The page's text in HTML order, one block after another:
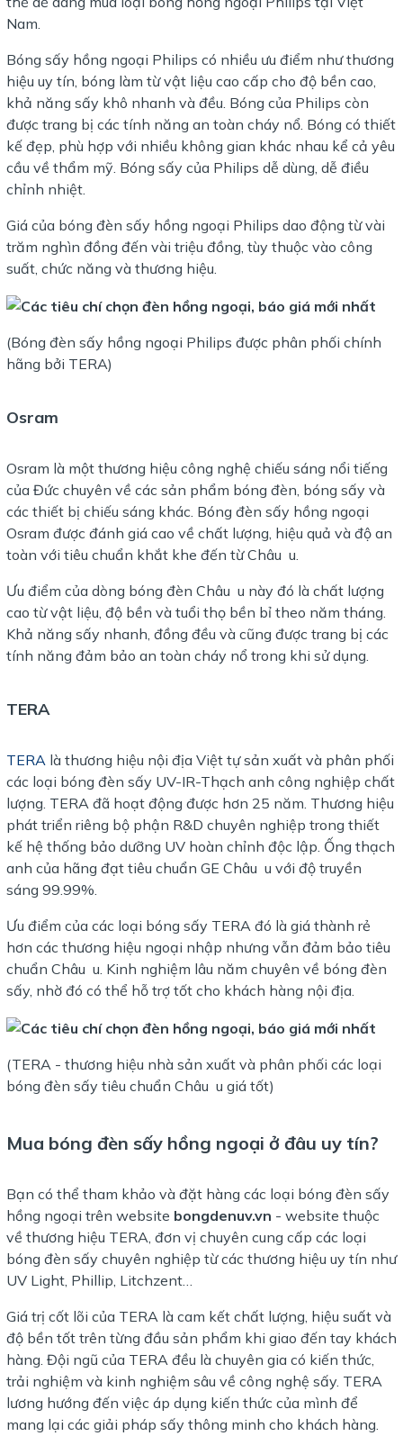
Nam.
Bóng sấy hồng ngoại Philips có nhiều ưu điểm như thương
hiệu uy tín, bóng làm từ vật liệu cao cấp cho độ bền cao,
khả năng sấy khô nhanh và đều. Bóng của Philips còn
được trang bị các tính năng an toàn cháy nổ. Bóng có thiết
kế đẹp, phù hợp với nhiều không gian khác nhau kể cả yêu
cầu về thẩm mỹ. Bóng sấy của Philips dễ dùng, dễ điều
chỉnh nhiệt.
Giá của bóng đèn sấy hồng ngoại Philips dao động từ vài
trăm nghìn đồng đến vài triệu đồng, tùy thuộc vào công
suất, chức năng và thương hiệu.
(Bóng đèn sấy hồng ngoại Philips được phân phối chính
hãng bởi TERA)
Osram
Osram là một thương hiệu công nghệ chiếu sáng nổi tiếng
của Đức chuyên về các sản phẩm bóng đèn, bóng sấy và
các thiết bị chiếu sáng khác. Bóng đèn sấy hồng ngoại
Osram được đánh giá cao về chất lượng, hiệu quả và độ an
toàn với tiêu chuẩn khắt khe đến từ Châu u.
Ưu điểm của dòng bóng đèn Châu u này đó là chất lượng
cao từ vật liệu, độ bền và tuổi thọ bền bỉ theo năm tháng.
Khả năng sấy nhanh, đồng đều và cũng được trang bị các
tính năng đảm bảo an toàn cháy nổ trong khi sử dụng.
TERA
TERA là thương hiệu nội địa Việt tự sản xuất và phân phối
các loại bóng đèn sấy UV-IR-Thạch anh công nghiệp chất
lượng. TERA đã hoạt động được hơn 25 năm. Thương hiệu
phát triển riêng bộ phận R&D chuyên nghiệp trong thiết
kế hệ thống bảo dưỡng UV hoàn chỉnh độc lập. Ống thạch
anh của hãng đạt tiêu chuẩn GE Châu u với độ truyền
sáng 99.99%.
Ưu điểm của các loại bóng sấy TERA đó là giá thành rẻ
hơn các thương hiệu ngoại nhập nhưng vẫn đảm bảo tiêu
chuẩn Châu u. Kinh nghiệm lâu năm chuyên về bóng đèn
sấy, nhờ đó có thể hỗ trợ tốt cho khách hàng nội địa.
(TERA - thương hiệu nhà sản xuất và phân phối các loại
bóng đèn sấy tiêu chuẩn Châu u giá tốt)
Mua bóng đèn sấy hồng ngoại ở đâu uy tín?
Bạn có thể tham khảo và đặt hàng các loại bóng đèn sấy
hồng ngoại trên website bongdenuv.vn - website thuộc
về thương hiệu TERA, đơn vị chuyên cung cấp các loại
bóng đèn sấy chuyên nghiệp từ các thương hiệu uy tín như
UV Light, Phillip, Litchzent…
Giá trị cốt lõi của TERA là cam kết chất lượng, hiệu suất và
độ bền tốt trên từng đầu sản phẩm khi giao đến tay khách
hàng. Đội ngũ của TERA đều là chuyên gia có kiến thức,
trải nghiệm và kinh nghiệm sâu về công nghệ sấy. TERA
lương hướng đến việc áp dụng kiến thức của mình để
mang lại các giải pháp sấy thông minh cho khách hàng.